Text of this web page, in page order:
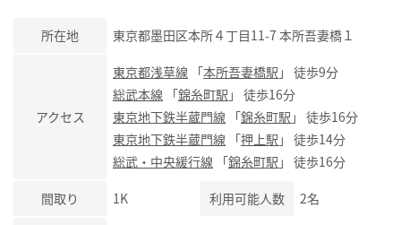
所在地 東京都墨田区本所４丁目11-7 本所吾妻橋１
アクセス
東京都浅草線 「本所吾妻橋駅 」 徒歩9分
総武本線 「錦糸町駅 」 徒歩16分
東京地下鉄半蔵門線 「錦糸町駅 」 徒歩16分
東京地下鉄半蔵門線 「押上駅 」 徒歩14分
総武・中央緩行線 「錦糸町駅 」 徒歩16分
間取り 1K 利用可能人数 2名